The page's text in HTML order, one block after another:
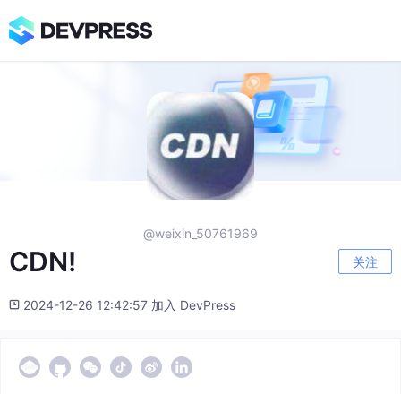
@weixin_50761969
CDN! 关注
2024-12-26 12:42:57 加入 DevPress